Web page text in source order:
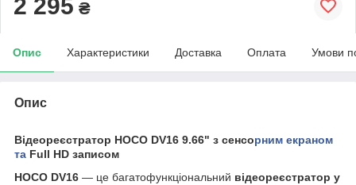
2 295 ₴
Опис Характеристики Доставка Оплата Умови
Опис
Відеореєстратор HOCO DV16 9.66" з сенсорним екраном
та Full HD записом
HOCO DV16 — це багатофункціональний відеореєстратор у